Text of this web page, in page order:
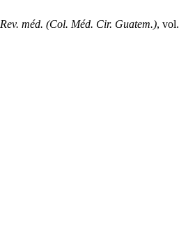
Rev. méd. (Col. Méd. Cir. Guatem.),